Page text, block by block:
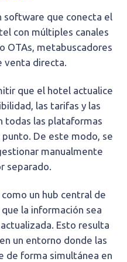
software que conecta el
con múltiples canales
OTAs, metabuscadores
venta directa.
que el hotel actualice
las tarifas y las
todas las plataformas
De este modo, se
manualmente
separado.
un hub central de
la información sea
Esto resulta
un entorno donde las
de forma simultánea en